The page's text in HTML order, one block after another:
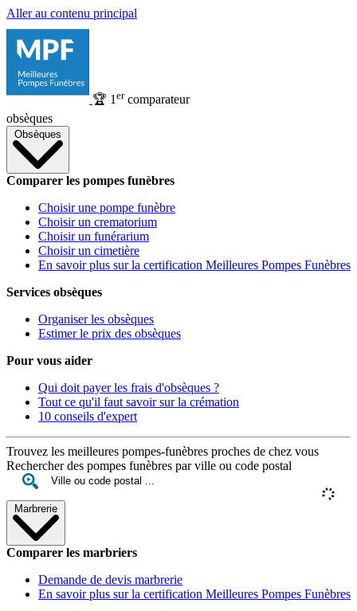
Aller au contenu principal
🏆 1 ercomparateur
obsèques
Obsèques
Comparer les pompes funèbres
Choisir une pompe funèbre
Choisir un crematorium
Choisir un funérarium
Choisir un cimetière
En savoir plus sur la certification Meilleures Pompes Funèbres
Services obsèques
Organiser les obsèques
Estimer le prix des obsèques
Pour vous aider
Qui doit payer les frais d'obsèques ?
Tout ce qu'il faut savoir sur la crémation
10 conseils d'expert
Trouvez les meilleures pompes-funèbres proches de chez vous
Rechercher des pompes funèbres par ville ou code postal
Marbrerie
Comparer les marbriers
Demande de devis marbrerie
En savoir plus sur la certification Meilleures Pompes Funèbres